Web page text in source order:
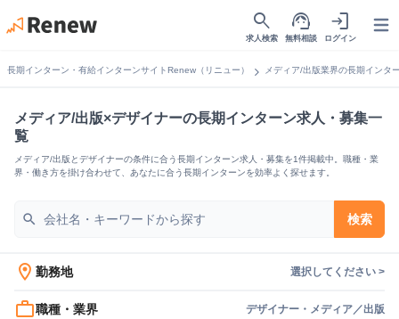
search
求人検索
support_agent
無料相談
login
ログイン
長期インターン・有給インターンサイトRenew（リニュー） chevron_right メディア/出版業界の長期インタ
メディア/出版×デザイナーの長期インターン求人・募集一
覧
メディア/出版とデザイナーの条件に合う長期インターン求人・募集を1件掲載中。職種・業
界・働き方を掛け合わせて、あなたに合う長期インターンを効率よく探せます。
search 検索
location_on 勤務地 選択してください >
work_outline職種・業界 デザイナー・メディア／出版